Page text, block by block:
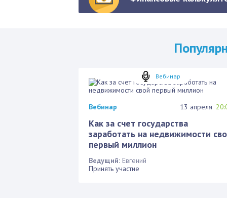
Вебинар
Вебинар 13 апреля
Как за счет государства
заработать на недвижимости
первый миллион
Ведущий: Евгений
Принять участие